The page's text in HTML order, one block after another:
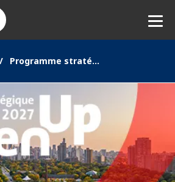
Programme stratégique 2027 GreenUp